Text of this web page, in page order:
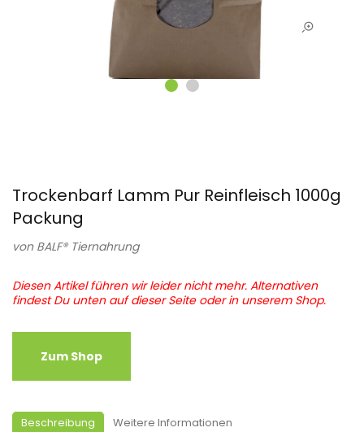
Trockenbarf Lamm Pur Reinfleisch 1000g
Packung
von BALF® Tiernahrung
Diesen Artikel führen wir leider nicht mehr. Alternativen
findest Du unten auf dieser Seite oder in unserem Shop.
Zum Shop
Beschreibung Weitere Informationen